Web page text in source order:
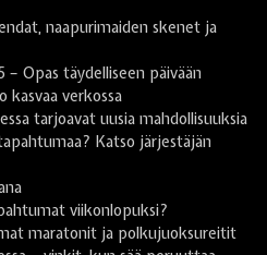
naapurimaiden skenet ja
Opas täydelliseen päivään
kasvaa verkossa
tarjoavat uusia mahdollisuuksia
Katso järjestäjän
viikonlopuksi?
maratonit ja polkujuoksureitit